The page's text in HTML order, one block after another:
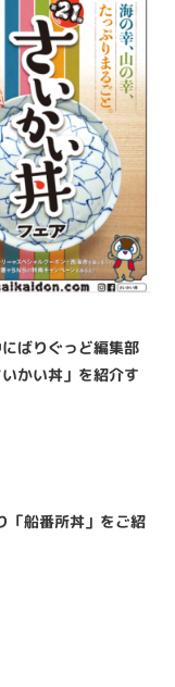
にばりぐっど編集部
かい丼」を紹介す
船番所丼」をご紹